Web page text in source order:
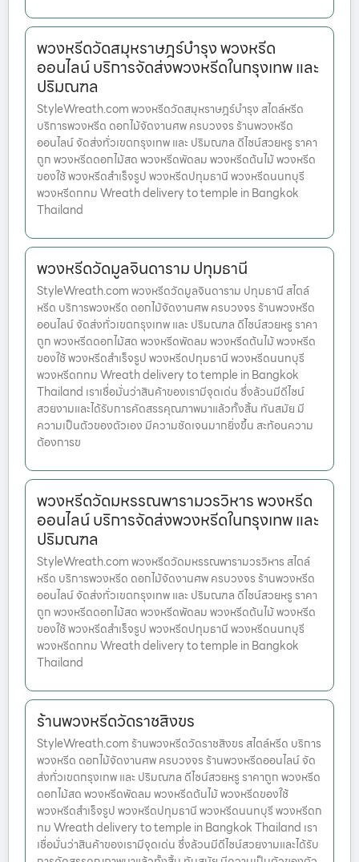
พวงหรีดวัดสมุหราษฎร์บำรุง พวงหรีด
ออนไลน์ บริการจัดส่งพวงหรีดในกรุงเทพ และ
ปริมณฑล
StyleWreath.com พวงหรีดวัดสมุหราษฎร์บำรุง สไตล์หรีด
บริการพวงหรีด ดอกไม้จัดงานศพ ครบวงจร ร้านพวงหรีด
ออนไลน์ จัดส่งทั่วเขตกรุงเทพ และ ปริมณฑล ดีไซน์สวยหรู ราคา
ถูก พวงหรีดดอกไม้สด พวงหรีดพัดลม พวงหรีดต้นไม้ พวงหรีด
ของใช้ พวงหรีดสำเร็จรูป พวงหรีดปทุมธานี พวงหรีดนนทบุรี
พวงหรีดกทม Wreath delivery to temple in Bangkok
Thailand
พวงหรีดวัดมูลจินดาราม ปทุมธานี
StyleWreath.com พวงหรีดวัดมูลจินดาราม ปทุมธานี สไตล์
หรีด บริการพวงหรีด ดอกไม้จัดงานศพ ครบวงจร ร้านพวงหรีด
ออนไลน์ จัดส่งทั่วเขตกรุงเทพ และ ปริมณฑล ดีไซน์สวยหรู ราคา
ถูก พวงหรีดดอกไม้สด พวงหรีดพัดลม พวงหรีดต้นไม้ พวงหรีด
ของใช้ พวงหรีดสำเร็จรูป พวงหรีดปทุมธานี พวงหรีดนนทบุรี
พวงหรีดกทม Wreath delivery to temple in Bangkok
Thailand เราเชื่อมั่นว่าสินค้าของเรามีจุดเด่น ซึ่งล้วนมีดีไซน์
สวยงามและได้รับการคัดสรรคุณภาพมาแล้วทั้งสิ้น ทันสมัย มี
ความเป็นตัวของตัวเอง มีความชัดเจนมากยิ่งขึ้น สะท้อนความ
ต้องการข
พวงหรีดวัดมหรรณพารามวรวิหาร พวงหรีด
ออนไลน์ บริการจัดส่งพวงหรีดในกรุงเทพ และ
ปริมณฑล
StyleWreath.com พวงหรีดวัดมหรรณพารามวรวิหาร สไตล์
หรีด บริการพวงหรีด ดอกไม้จัดงานศพ ครบวงจร ร้านพวงหรีด
ออนไลน์ จัดส่งทั่วเขตกรุงเทพ และ ปริมณฑล ดีไซน์สวยหรู ราคา
ถูก พวงหรีดดอกไม้สด พวงหรีดพัดลม พวงหรีดต้นไม้ พวงหรีด
ของใช้ พวงหรีดสำเร็จรูป พวงหรีดปทุมธานี พวงหรีดนนทบุรี
พวงหรีดกทม Wreath delivery to temple in Bangkok
Thailand
ร้านพวงหรีดวัดราชสิงขร
StyleWreath.com ร้านพวงหรีดวัดราชสิงขร สไตล์หรีด บริการ
พวงหรีด ดอกไม้จัดงานศพ ครบวงจร ร้านพวงหรีดออนไลน์ จัด
ส่งทั่วเขตกรุงเทพ และ ปริมณฑล ดีไซน์สวยหรู ราคาถูก พวงหรีด
ดอกไม้สด พวงหรีดพัดลม พวงหรีดต้นไม้ พวงหรีดของใช้
พวงหรีดสำเร็จรูป พวงหรีดปทุมธานี พวงหรีดนนทบุรี พวงหรีดก
ทม Wreath delivery to temple in Bangkok Thailand เรา
เชื่อมั่นว่าสินค้าของเรามีจุดเด่น ซึ่งล้วนมีดีไซน์สวยงามและได้รับ